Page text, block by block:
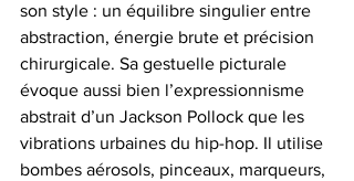
son style : un équilibre singulier entre
abstraction, énergie brute et précision
chirurgicale. Sa gestuelle picturale
évoque aussi bien l’expressionnisme
abstrait d’un Jackson Pollock que les
vibrations urbaines du hip-hop. Il utilise
bombes aérosols, pinceaux, marqueurs,